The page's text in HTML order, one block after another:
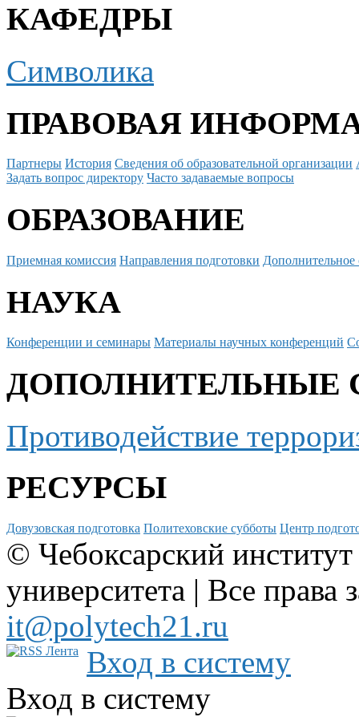
КАФЕДРЫ
Символика
ПРАВОВАЯ
Партнеры История Сведения об образовательной организации
Задать вопрос директору Часто задаваемые вопросы
ОБРАЗОВАНИЕ
Приемная комиссия Направления подготовки Дополнительное
НАУКА
Конференции и семинары Материалы научных конференций
ДОПОЛНИТЕЛЬНЫЕ
Противодействие
РЕСУРСЫ
Довузовская подготовка Политеховские субботы Центр
© Чебоксарский
университета | Все
it@polytech21.ru
Вход в систему
Вход в систему